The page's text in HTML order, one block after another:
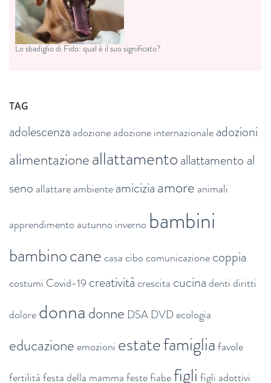
Lo sbadiglio di Fido: qual è il suo significato?
TAG
adolescenza adozioneadozione internazionaleadozioni
alimentazioneallattamentoallattamento al
seno allattareambienteamiciziaamore animali
apprendimento autunno inverno bambini
bambinocanecasacibocomunicazionecoppia
costumi Covid-19 creativitàcrescita cucinadentidiritti
doloredonnadonne DSA DVDecologia
educazioneemozioni estatefamigliafavole
fertilitàfesta della mammafestefiabefigli figli adottivi